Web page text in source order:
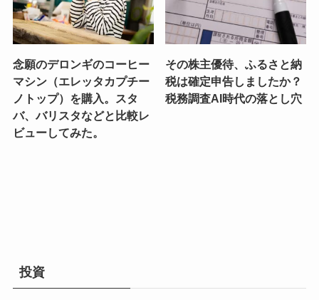
念願のデロンギのコーヒー
マシン（エレッタカプチー
ノトップ）を購入。スタ
バ、バリスタなどと比較レ
ビューしてみた。
その株主優待、ふるさと納
税は確定申告しましたか？
税務調査AI時代の落とし穴
投資